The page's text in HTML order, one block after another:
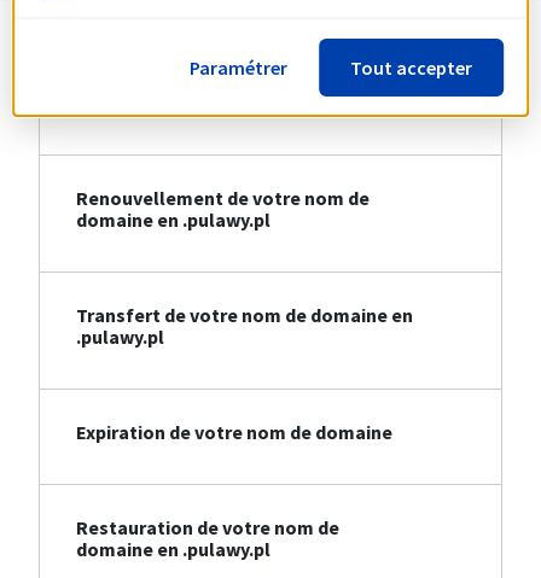
Création de votre nom de domaine en
Renouvellement de votre nom de
domaine en .pulawy.pl
Transfert de votre nom de domaine en
.pulawy.pl
Expiration de votre nom de domaine
Restauration de votre nom de
domaine en .pulawy.pl
Paramétrer Tout accepter